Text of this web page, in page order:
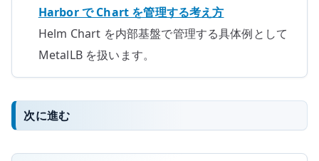
Harbor で Chart を管理する考え方
Helm Chart を内部基盤で管理する具体例として
MetalLB を扱います。
次に進む